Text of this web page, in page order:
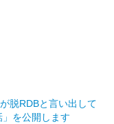
脱RDBと言い出して
を公開します